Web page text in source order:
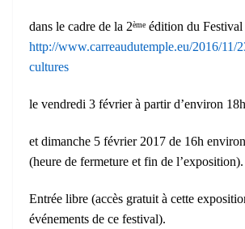
dans le cadre de la 2ème édition du
http://www.carreaudutemple.eu/2016/11/
cultures
le vendredi 3 février à partir d’environ
et dimanche 5 février 2017 de 16h
(heure de fermeture et fin de l’exposition).
Entrée libre (accès gratuit à cette
événements de ce festival).